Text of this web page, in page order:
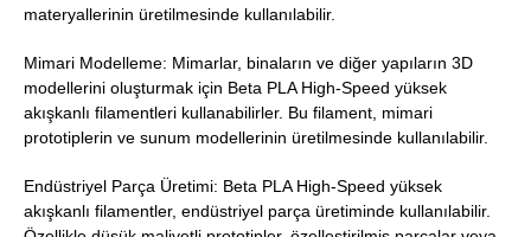
materyallerinin üretilmesinde kullanılabilir.
Mimari Modelleme: Mimarlar, binaların ve diğer yapıların 3D
modellerini oluşturmak için Beta PLA High-Speed yüksek
akışkanlı filamentleri kullanabilirler. Bu filament, mimari
prototiplerin ve sunum modellerinin üretilmesinde kullanılabilir.
Endüstriyel Parça Üretimi: Beta PLA High-Speed yüksek
akışkanlı filamentler, endüstriyel parça üretiminde kullanılabilir.